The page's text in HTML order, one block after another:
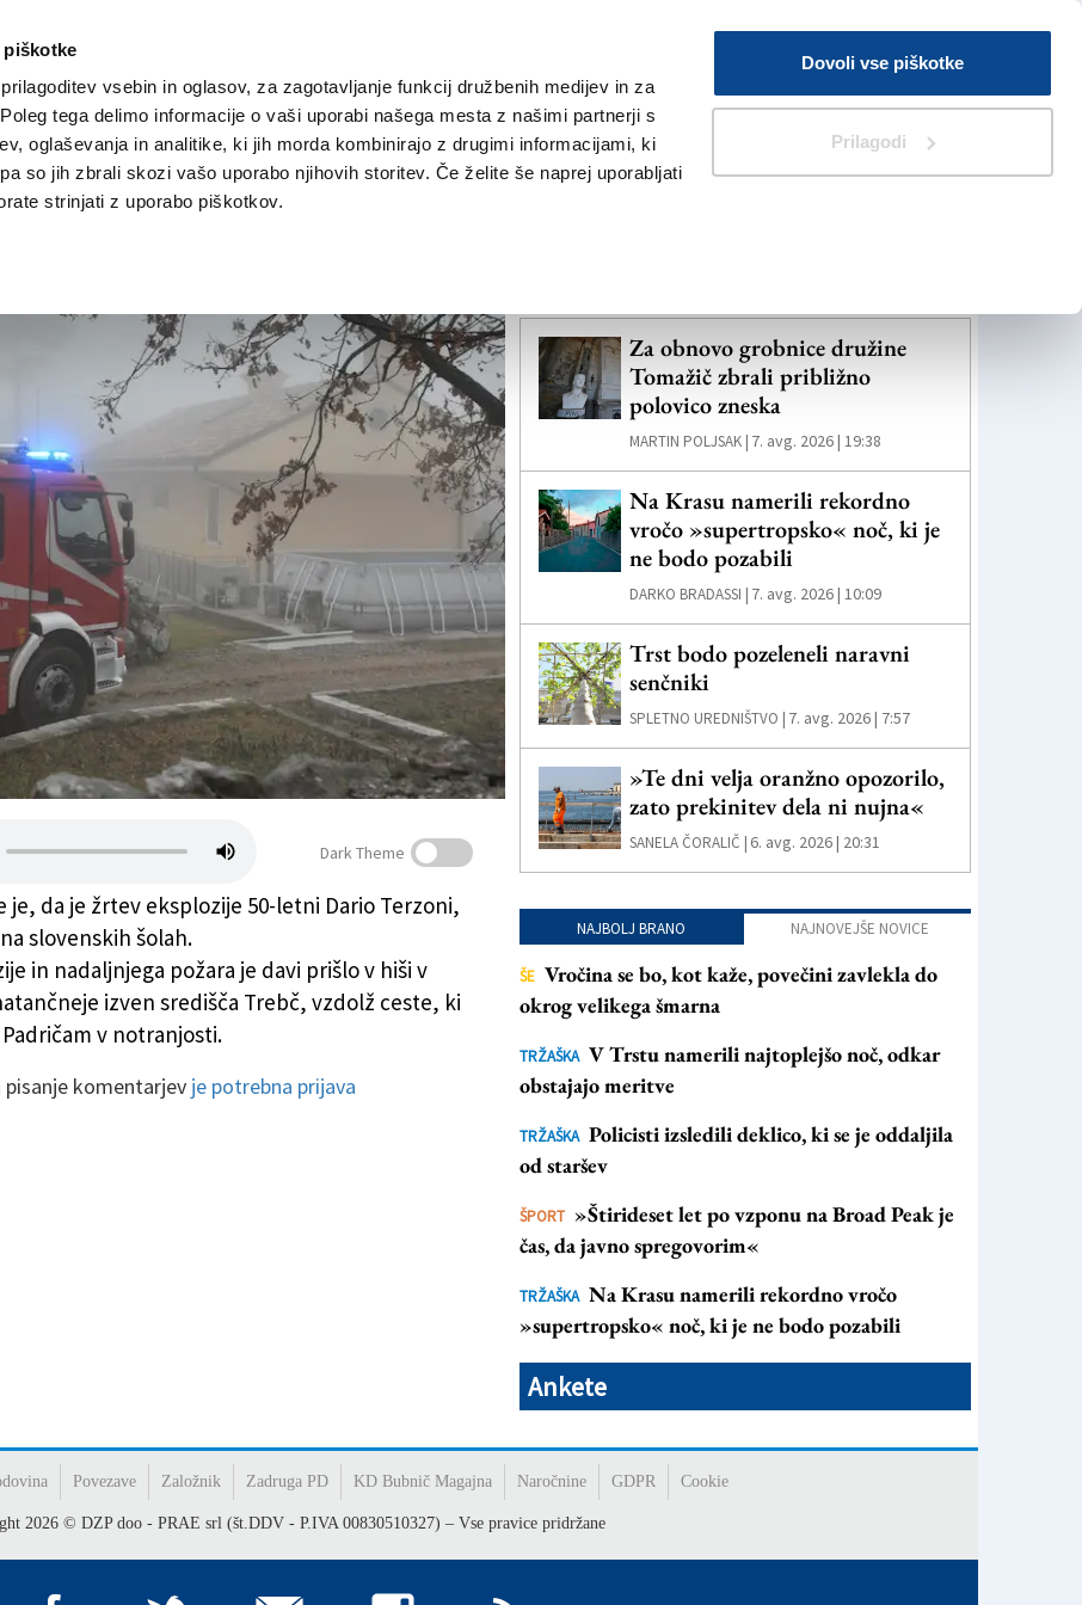
piškotke
vsebin in oglasov, za zagotavljanje funkcij družbenih medijev in za
tega delimo informacije o vaši uporabi našega mesta z našimi partnerji s
oglaševanja in analitike, ki jih morda kombinirajo z drugimi informacijami, ki
so jih zbrali skozi vašo uporabo njihovih storitev. Če želite še naprej uporabljati
strinjati z uporabo piškotkov.
Dovoli vse piškotke
Prilagodi
V Kioskih
Iskanje
NOVICE TRŽAŠKA GORIŠKA KULTURA ŠPORT ŠE
slovenskih šolah
Dark Theme
je, da je žrtev eksplozije 50-letni Dario Terzoni,
slovenskih šolah.
in nadaljnjega požara je davi prišlo v hiši v
izven središča Trebč, vzdolž ceste, ki
v notranjosti.
pisanje komentarjev je potrebna prijava
Za obnovo grobnice družine
Tomažič zbrali približno
polovico zneska
MARTIN POLJSAK | 7. avg. 2026 | 19:38
Na Krasu namerili rekordno
vročo »supertropsko« noč, ki je
ne bodo pozabili
DARKO BRADASSI | 7. avg. 2026 | 10:09
Trst bodo pozeleneli naravni
senčniki
SPLETNO UREDNIŠTVO | 7. avg. 2026 | 7:57
»Te dni velja oranžno opozorilo,
zato prekinitev dela ni nujna«
SANELA ČORALIČ | 6. avg. 2026 | 20:31
NAJBOLJ BRANO NAJNOVEJŠE NOVICE
ŠE Vročina se bo, kot kaže, povečini zavlekla do
okrog velikega šmarna
TRŽAŠKA V Trstu namerili najtoplejšo noč, odkar
obstajajo meritve
TRŽAŠKA Policisti izsledili deklico, ki se je oddaljila
od staršev
ŠPORT »Štirideset let po vzponu na Broad Peak je
čas, da javno spregovorim«
TRŽAŠKA Na Krasu namerili rekordno vročo
»supertropsko« noč, ki je ne bodo pozabili
Ankete
Povezave Založnik Zadruga PD KD Bubnič Magajna Naročnine GDPR Cookie
2026 © DZP doo - PRAE srl (št.DDV - P.IVA 00830510327) – Vse pravice pridržane